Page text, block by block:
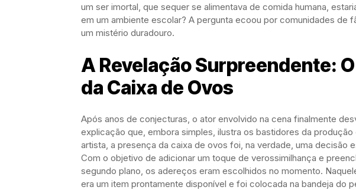
um ser imortal, que sequer se alimentava de comida humana,
em um ambiente escolar? A pergunta ecoou por comunidades de
um mistério duradouro.
A Revelação Surpreendente:
da Caixa de Ovos
Após anos de conjecturas, o ator envolvido na cena finalmente
explicação que, embora simples, ilustra os bastidores da
artista, a presença da caixa de ovos foi, na verdade, uma decisão
Com o objetivo de adicionar um toque de verossimilhança e
segundo plano, os adereços eram escolhidos no momento.
era um item prontamente disponível e foi colocada na bandeja do